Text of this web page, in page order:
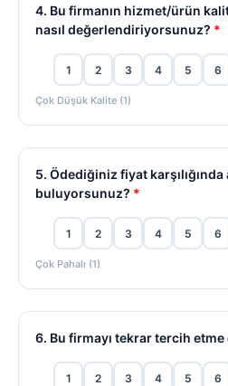
4. Bu firmanın hizmet/ürün
nasıl değerlendiriyorsunuz? *
1 2 3 4 5 6
Çok Düşük Kalite (1)
5. Ödediğiniz fiyat karşılığında
buluyorsunuz? *
1 2 3 4 5 6
Çok Pahalı (1)
6. Bu firmayı tekrar tercih etme
1 2 3 4 5 6